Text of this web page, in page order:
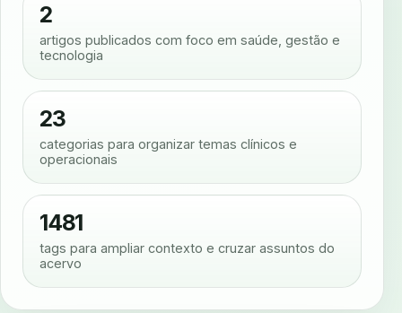
2
artigos publicados com foco em saúde, gestão e
tecnologia
23
categorias para organizar temas clínicos e
operacionais
1481
tags para ampliar contexto e cruzar assuntos do
acervo